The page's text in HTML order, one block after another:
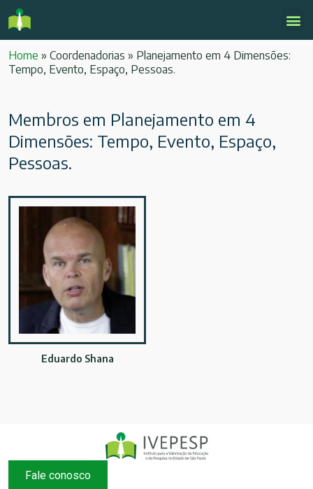
Home » Coordenadorias » Planejamento em 4 Dimensões:
Tempo, Evento, Espaço, Pessoas.
Membros em Planejamento em 4
Dimensões: Tempo, Evento, Espaço,
Pessoas.
Eduardo Shana
Fale conosco